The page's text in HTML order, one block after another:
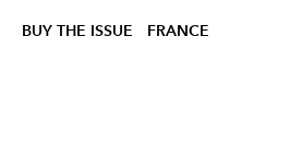
BUY THE ISSUE FRANCE